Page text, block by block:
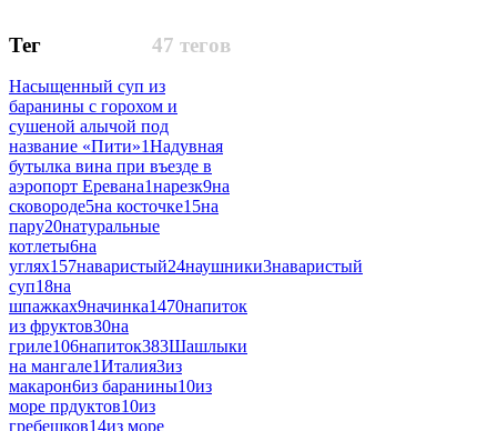
47 тегов
Тег
Насыщенный суп из
баранины с горохом и
сушеной алычой под
название «Пити»1Надувная
бутылка вина при въезде в
аэропорт Еревана1нарезк9на
сковороде5на косточке15на
пару20натуральные
котлеты6на
углях157наваристый24наушники3наваристый
суп18на
шпажках9начинка1470напиток
из фруктов30на
гриле106напиток383Шашлыки
на мангале1Италия3из
макарон6из баранины10из
море прдуктов10из
гребешков14из море